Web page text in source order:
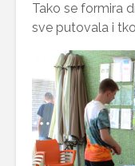
Tako se formira
sve putovala i